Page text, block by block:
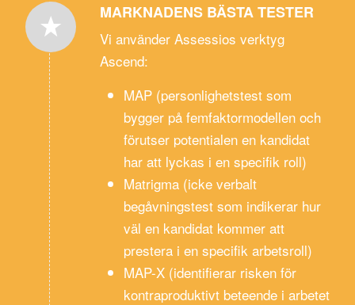
MARKNADENS BÄSTA TESTER
Vi använder Assessios verktyg
Ascend:
MAP (personlighetstest som
bygger på femfaktormodellen och
förutser potentialen en kandidat
har att lyckas i en specifik roll)
Matrigma (icke verbalt
begåvningstest som indikerar hur
väl en kandidat kommer att
prestera i en specifik arbetsroll)
MAP-X (identifierar risken för
kontraproduktivt beteende i arbetet